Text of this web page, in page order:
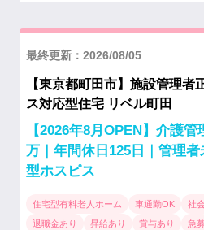
最終更新：2026/08/05
【東京都町田市】施設管理者
ス対応型住宅 リベル町田
【2026年8月OPEN】介護
万｜年間休日125日｜管理
型ホスピス
住宅型有料老人ホーム 車通勤OK 社
退職金あり
昇給あり 賞与あり 急